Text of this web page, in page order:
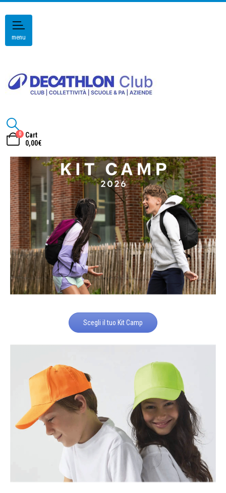
menu
0
Cart
0,00€
Scegli il tuo Kit Camp